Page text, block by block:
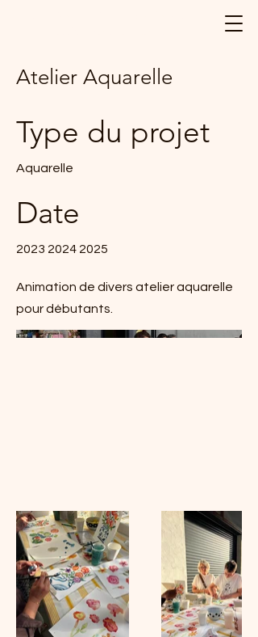
Atelier Aquarelle
Type du projet
Aquarelle
Date
2023 2024 2025
Animation de divers atelier aquarelle
pour débutants.